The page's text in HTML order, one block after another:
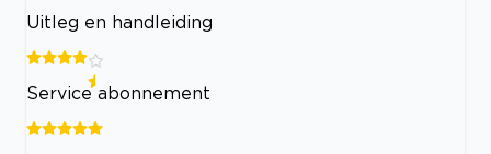
Uitleg en handleiding
Service abonnement